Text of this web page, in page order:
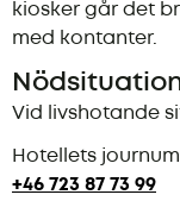
kiosker går det
med kontanter.
Vid livshotande
Hotellets
+46 723 87 73 99